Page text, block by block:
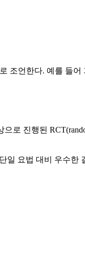
조언한다. 예를 들어
로 진행된
일 요법 대비 우수한